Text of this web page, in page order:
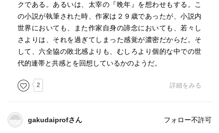
描かれていた登場人物が全員エリートなので、このように
強烈な自我を当時のすべての人がもっていたとは限らない
にせよ、広く若者に支持された作品だということで、やは
り「学生運動世代」の特性はあるのだと思う。このような
生き方に、一定、憧れもし、他方で苦しそうだとも思う。
ど。
れていて、自己の純粋さへの礼賛と、それを失ったことへ
の寂しさが描かれていてよかった。
クである。あるいは、太宰の『晩年』を想わせもする。こ
の小説が執筆された時、作家は２９歳であったが、小説内
世界においても、また作家自身の諦念においても、若々し
さよりは、それを過ぎてしまった感覚が濃密だからだ。そ
して、六全協の敗北感よりも、むしろより個的な中での世
代的連帯と共感とを回想しているかのようだ。
2 詳細をみる
gakudaiprofさん フォロー不許可